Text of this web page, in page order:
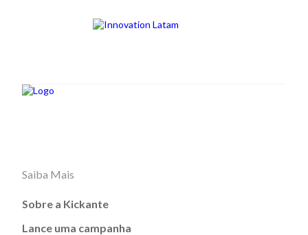
Saiba Mais
Sobre a Kickante
Lance uma campanha